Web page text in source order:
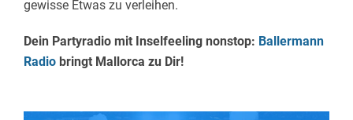
gewisse Etwas zu verleihen.
Dein Partyradio mit Inselfeeling nonstop: Ballermann
Radio bringt Mallorca zu Dir!